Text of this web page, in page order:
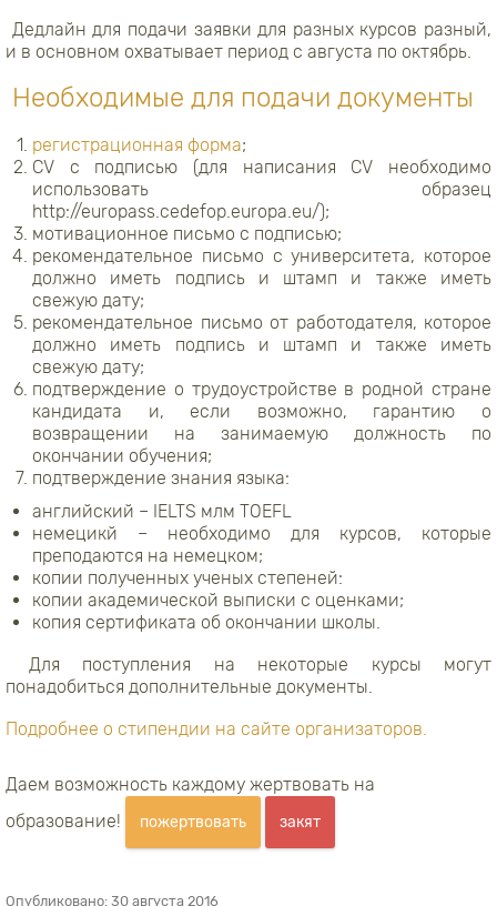
Дедлайн для подачи заявки для разных курсов разный,
и в основном охватывает период с августа по октябрь.
Необходимые для подачи документы
регистрационная форма;
СV с подписью (для написания CV необходимо
использовать образец
http://europass.cedefop.europa.eu/);
мотивационное письмо с подписью;
рекомендательное письмо с университета, которое
должно иметь подпись и штамп и также иметь
свежую дату;
рекомендательное письмо от работодателя, которое
должно иметь подпись и штамп и также иметь
свежую дату;
подтверждение о трудоустройстве в родной стране
кандидата и, если возможно, гарантию о
возвращении на занимаемую должность по
окончании обучения;
подтверждение знания языка:
английский – IELTS млм TOEFL
немецикй – необходимо для курсов, которые
преподаются на немецком;
копии полученных ученых степеней:
копии академической выписки с оценками;
копия сертификата об окончании школы.
Для поступления на некоторые курсы могут
понадобиться дополнительные документы.
Подробнее о стипендии на сайте организаторов.
Даем возможность каждому жертвовать на
образование!
пожертвовать закят
Опубликовано: 30 августа 2016